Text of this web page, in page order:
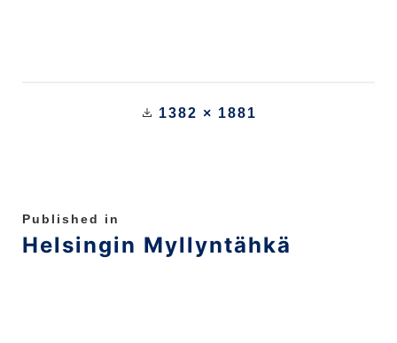
1382 × 1881
Published in
Helsingin Myllyntähkä